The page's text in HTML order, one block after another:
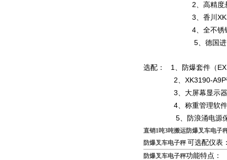
2、高精度
3、香川
4、全不锈
5、德国
选配： 1 、防爆套件（
2、 XK3190-A9P
3、大屏幕显示
4、称重管理软件
5、防浪涌电源
直销1吨3吨搬运防爆叉车电子
防爆叉车电子秤可选配仪表
防爆叉车电子秤功能特点：